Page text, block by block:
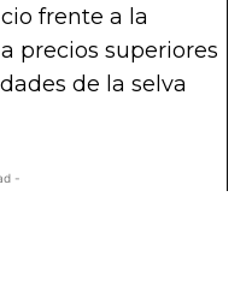
frente a la
precios superiores
de la selva
-